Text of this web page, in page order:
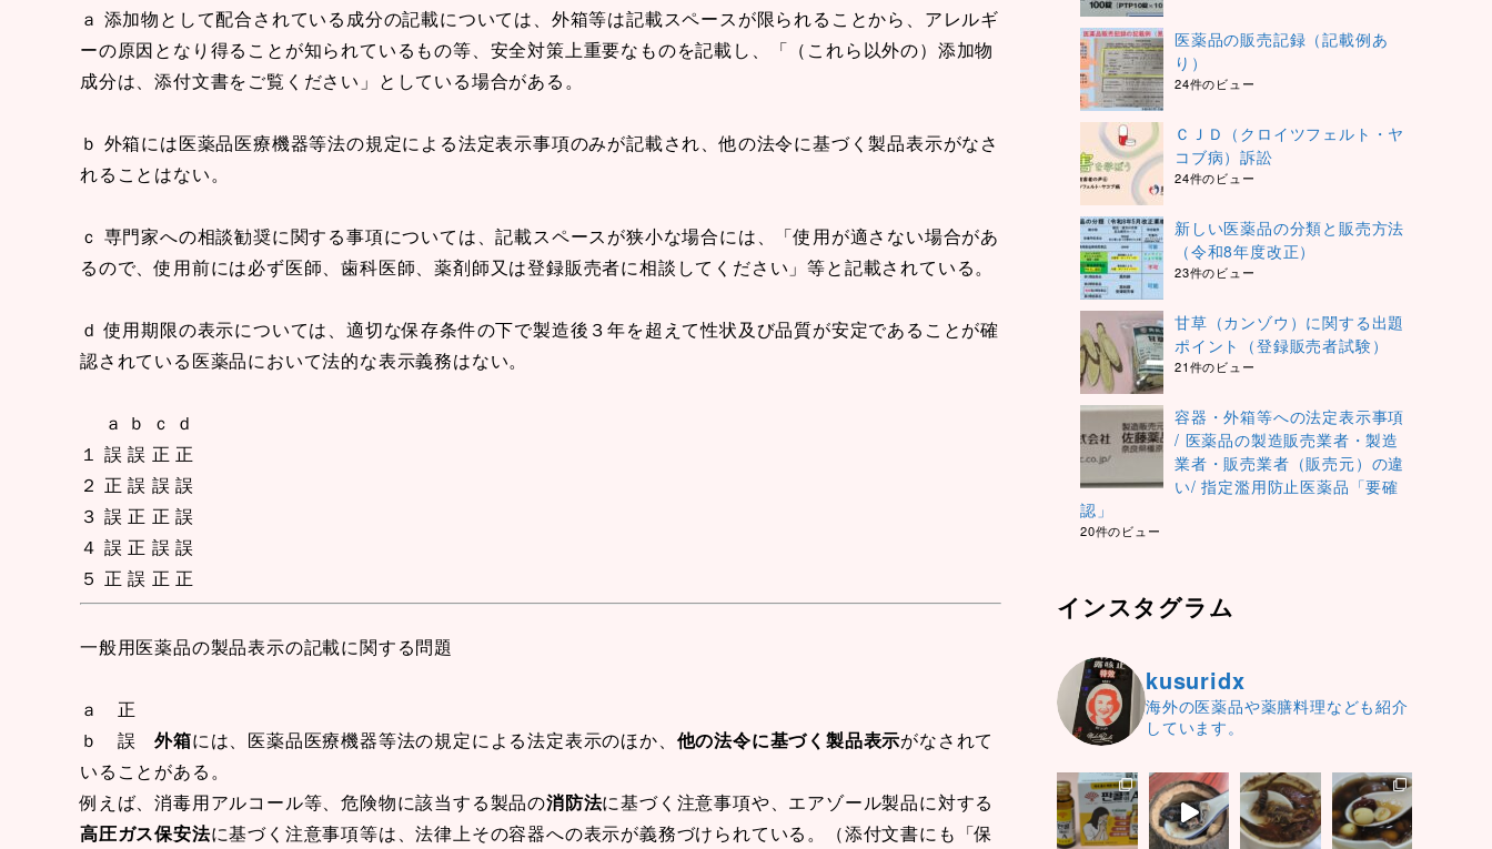
ａ 添加物として配合されている成分の記載については、外箱等は記載スペースが限られることから、アレルギ
ーの原因となり得ることが知られているもの等、安全対策上重要なものを記載し、「（これら以外の）添加物
成分は、添付文書をご覧ください」としている場合がある。
ｂ 外箱には医薬品医療機器等法の規定による法定表示事項のみが記載され、他の法令に基づく製品表示がなさ
れることはない。
ｃ 専門家への相談勧奨に関する事項については、記載スペースが狭小な場合には、「使用が適さない場合があ
るので、使用前には必ず医師、歯科医師、薬剤師又は登録販売者に相談してください」等と記載されている。
ｄ 使用期限の表示については、適切な保存条件の下で製造後３年を超えて性状及び品質が安定であることが確
認されている医薬品において法的な表示義務はない。
ａ ｂ ｃ ｄ
１ 誤 誤 正 正
２ 正 誤 誤 誤
３ 誤 正 正 誤
４ 誤 正 誤 誤
５ 正 誤 正 正
一般用医薬品の製品表示の記載に関する問題
ａ 正
ｂ 誤外箱には、医薬品医療機器等法の規定による法定表示のほか、 他の法令に基づく製品表示がなされて
いることがある。
例えば、消毒用アルコール等、危険物に該当する製品の消防法に基づく注意事項や、エアゾール製品に対する
高圧ガス保安法に基づく注意事項等は、法律上その容器への表示が義務づけられている。（添付文書にも「保
医薬品の販売記録（記載例あ
り）
24件のビュー
ＣＪＤ（クロイツフェルト・ヤ
コブ病）訴訟
24件のビュー
新しい医薬品の分類と販売方法
（令和8年度改正）
23件のビュー
甘草（カンゾウ）に関する出題
ポイント（登録販売者試験）
21件のビュー
容器・外箱等への法定表示事項
/ 医薬品の製造販売業者・製造
業者・販売業者（販売元）の違
い/ 指定濫用防止医薬品「要確
認」
20件のビュー
インスタグラム
kusuridx
海外の医薬品や薬膳料理なども紹介
しています。